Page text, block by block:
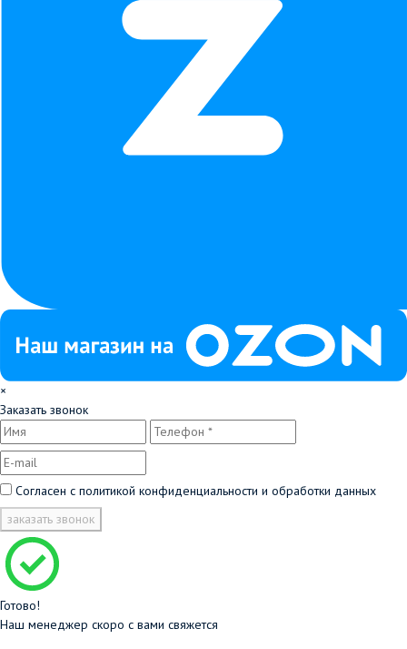
×
Заказать звонок
Согласен с политикой конфиденциальности и обработки данных
заказать звонок
Готово!
Наш менеджер скоро с вами свяжется